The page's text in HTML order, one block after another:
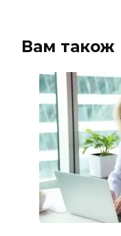
Вам також